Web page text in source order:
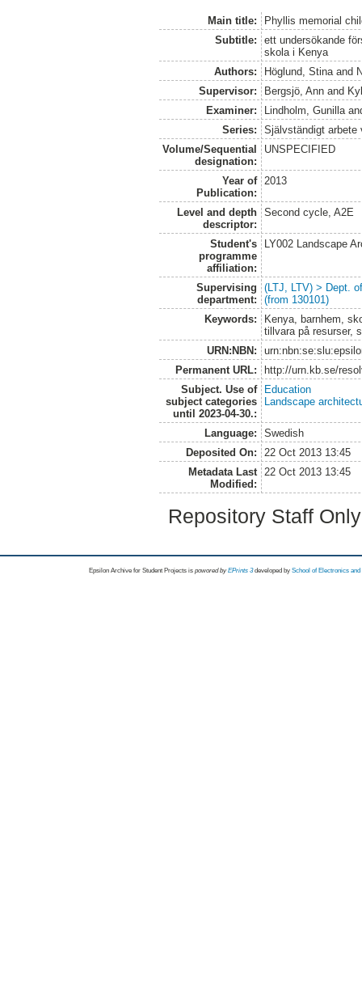
Main title:
Phyllis memorial
Subtitle:
ett undersökande
skola i Kenya
Authors:
Höglund, Stina and
Supervisor:
Bergsjö, Ann and
Examiner:
Lindholm, Gunilla
Series:
Självständigt arbete
Volume/Sequential
designation:
UNSPECIFIED
Year of
Publication:
2013
Level and depth
descriptor:
Second cycle, A2E
Student's
programme
affiliation:
LY002 Landscape
Supervising
department:
(LTJ, LTV) > Dept.
(from 130101)
Keywords:
Kenya, barnhem,
tillvara på resurser,
URN:NBN:
Permanent URL:
http://urn.kb.se/
Subject. Use of
subject categories
until 2023-04-30.:
Education
Landscape
Language:
Swedish
Deposited On:
22 Oct 2013 13:45
Metadata Last
Modified:
22 Oct 2013 13:45
Repository Staff
Epsilon Archive for Student Projects is powored byEPrints 3 developed by School of Electronics